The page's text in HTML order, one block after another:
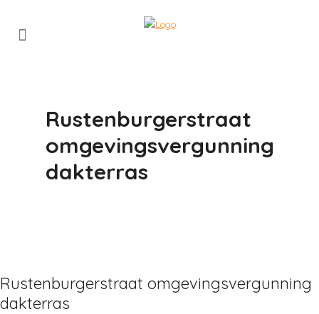
Rustenburgerstraat
omgevingsvergunning
dakterras
Rustenburgerstraat omgevingsvergunning
dakterras